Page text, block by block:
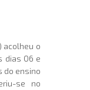
acolheu o
dias 06 e
do ensino
se no